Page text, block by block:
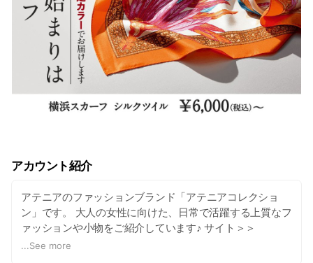
アカウント紹介
アテニアのファッションブランド「アテニアコレクショ
ン」です。 大人の女性に向けた、日常で活躍する上質なフ
ァッションや小物をご紹介しています♪ サイト＞＞
https://www.attenir.co.jp/collection/index.html
...See more